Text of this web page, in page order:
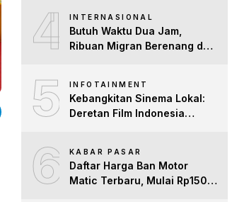
4 INTERNASIONAL
Butuh Waktu Dua Jam,
Ribuan Migran Berenang dari
5 INFOTAINMENT
Kebangkitan Sinema Lokal:
Deretan Film Indonesia
Global
6 KABAR PASAR
Daftar Harga Ban Motor
Matic Terbaru, Mulai Rp150